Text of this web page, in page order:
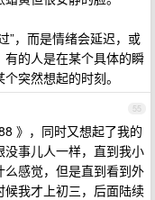
”，而是情绪会延迟，或
的人是在某个具体的瞬
突然想起的时刻。
55
》，同时又想起了我的
事儿人一样，直到我小
感觉，但是直到看到外
我才上初三，后面陆续